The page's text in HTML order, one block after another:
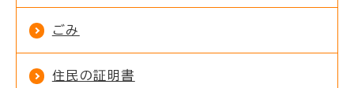
ごみ
住民の証明書